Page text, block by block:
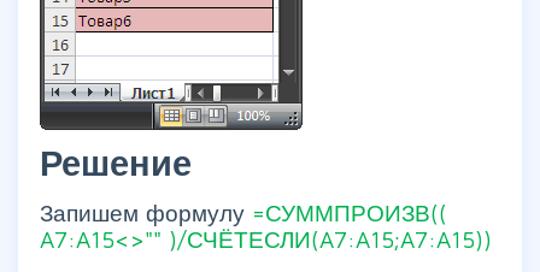
Решение
Запишем формулу =СУММПРОИЗВ((
A7:A15<>"" )/СЧЁТЕСЛИ(A7:A15;A7:A15))